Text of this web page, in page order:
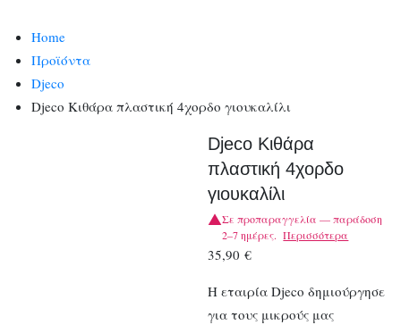
Home
Προϊόντα
Djeco
Djeco Κιθάρα πλαστική 4χορδο γιουκαλίλι
Djeco Κιθάρα
πλαστική 4χορδο
γιουκαλίλι
Σε προπαραγγελία — παράδοση
2–7 ημέρες. Περισσότερα
35,90€
Η εταιρία Djeco δημιούργησε
για τους μικρούς μας